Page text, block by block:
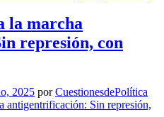
la marcha
represión, con
2025 porCuestionesdePolítica